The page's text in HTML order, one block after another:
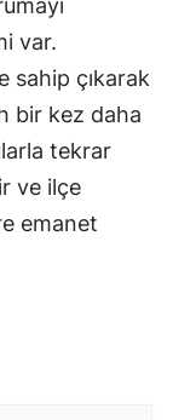
var.
sahip çıkarak
bir kez daha
tekrar
ve ilçe
emanet